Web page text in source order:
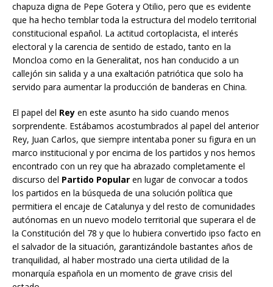
chapuza digna de Pepe Gotera y Otilio, pero que es evidente
que ha hecho temblar toda la estructura del modelo territorial
constitucional español. La actitud cortoplacista, el interés
electoral y la carencia de sentido de estado, tanto en la
Moncloa como en la Generalitat, nos han conducido a un
callejón sin salida y a una exaltación patriótica que solo ha
servido para aumentar la producción de banderas en China.
El papel del Rey en este asunto ha sido cuando menos
sorprendente. Estábamos acostumbrados al papel del anterior
Rey, Juan Carlos, que siempre intentaba poner su figura en un
marco institucional y por encima de los partidos y nos hemos
encontrado con un rey que ha abrazado completamente el
discurso del Partido Popular en lugar de convocar a todos
los partidos en la búsqueda de una solución política que
permitiera el encaje de Catalunya y del resto de comunidades
autónomas en un nuevo modelo territorial que superara el de
la Constitución del 78 y que lo hubiera convertido ipso facto en
el salvador de la situación, garantizándole bastantes años de
tranquilidad, al haber mostrado una cierta utilidad de la
monarquía española en un momento de grave crisis del